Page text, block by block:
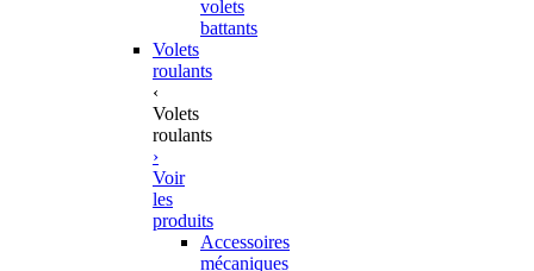
volets
battants
Volets
roulants
‹
Volets
roulants
›
Voir
les
produits
Accessoires
mécaniques